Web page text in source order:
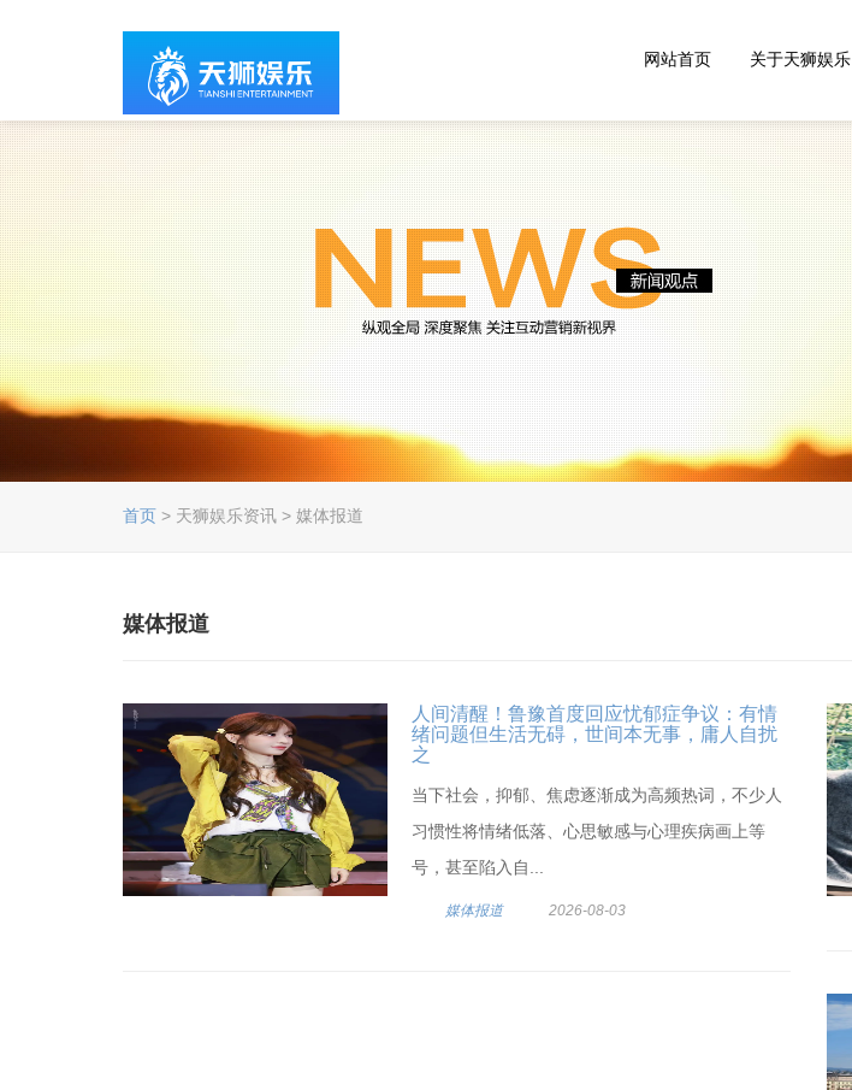
网站首页 关于天狮娱乐
首页 > 天狮娱乐资讯 > 媒体报道
媒体报道
人间清醒！鲁豫首度回应忧郁症争议：有情
绪问题但生活无碍，世间本无事，庸人自扰
之
当下社会，抑郁、焦虑逐渐成为高频热词，不少人
习惯性将情绪低落、心思敏感与心理疾病画上等
号，甚至陷入自...
媒体报道 2026-08-03